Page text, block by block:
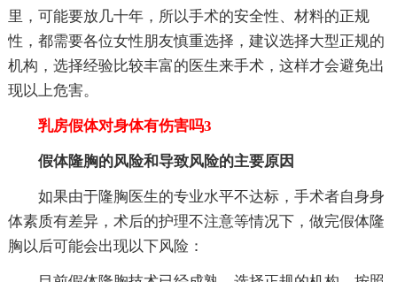
里，可能要放几十年，所以手术的安全性、材料的正规
性，都需要各位女性朋友慎重选择，建议选择大型正规的
机构，选择经验比较丰富的医生来手术，这样才会避免出
现以上危害。
乳房假体对身体有伤害吗3
假体隆胸的风险和导致风险的主要原因
如果由于隆胸医生的专业水平不达标，手术者自身身
体素质有差异，术后的护理不注意等情况下，做完假体隆
胸以后可能会出现以下风险：